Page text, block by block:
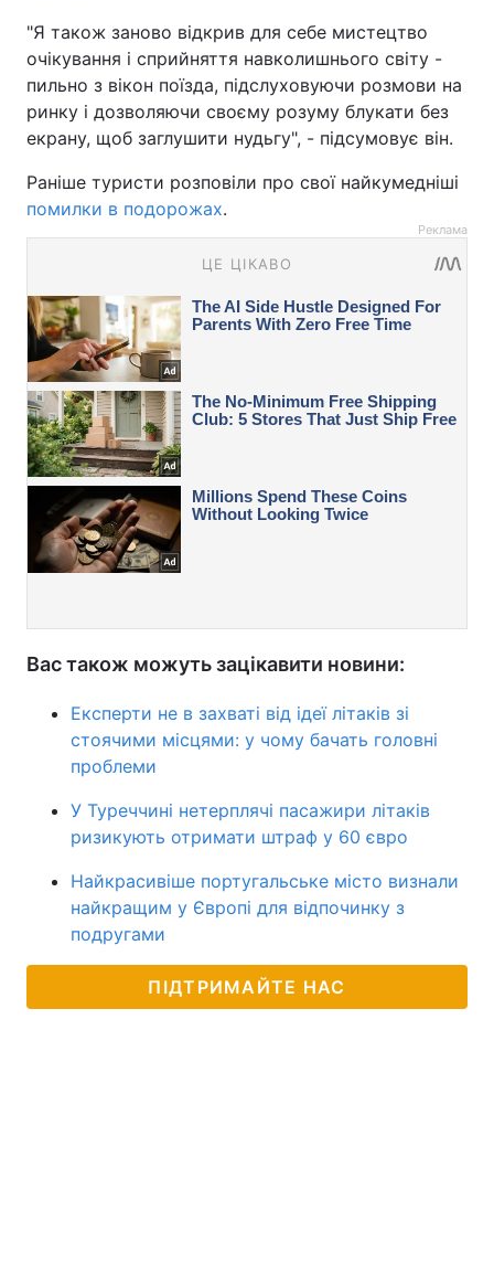
"Я також заново відкрив для себе мистецтво
очікування і сприйняття навколишнього світу -
пильно з вікон поїзда, підслуховуючи розмови на
ринку і дозволяючи своєму розуму блукати без
екрану, щоб заглушити нудьгу", - підсумовує він.
Раніше туристи розповіли про свої найкумедніші
помилки в подорожах.
Реклама
Вас також можуть зацікавити новини:
Експерти не в захваті від ідеї літаків зі
стоячими місцями: у чому бачать головні
проблеми
У Туреччині нетерплячі пасажири літаків
ризикують отримати штраф у 60 євро
Найкрасивіше португальське місто визнали
найкращим у Європі для відпочинку з
подругами
ПІДТРИМАЙТЕ НАС